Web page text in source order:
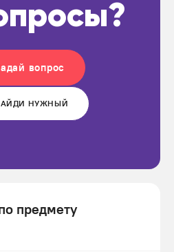
вопрос
НУЖНЫЙ
предмету